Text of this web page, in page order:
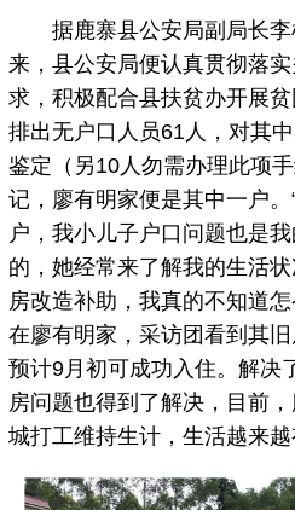
据鹿寨县公安局副局长李
来，县公安局便认真贯彻落
求，积极配合县扶贫办开展
排出无户口人员61人，对其
鉴定（另10人勿需办理此项
记，廖有明家便是其中一户
户，我小儿子户口问题也是
的，她经常来了解我的生活
房改造补助，我真的不知道怎
在廖有明家，采访团看到其
预计9月初可成功入住。解决
房问题也得到了解决，目前
城打工维持生计，生活越来越